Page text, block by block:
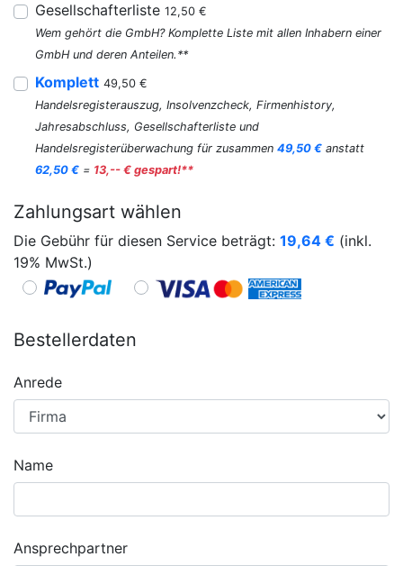
Gesellschafterliste 12,50 €
Wem gehört die GmbH? Komplette Liste mit allen Inhabern einer
GmbH und deren Anteilen.**
Komplett 49,50 €
Handelsregisterauszug, Insolvenzcheck, Firmenhistory,
Jahresabschluss, Gesellschafterliste und
Handelsregisterüberwachung für zusammen 49,50 € anstatt
62,50 € = 13,-- € gespart!**
Zahlungsart wählen
Die Gebühr für diesen Service beträgt: 19,64 € (inkl.
19% MwSt.)
Bestellerdaten
Anrede
Name
Ansprechpartner